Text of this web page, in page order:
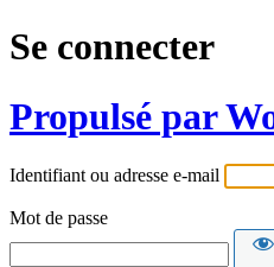
Se connecter
Propulsé par
Identifiant ou adresse e-mail
Mot de passe